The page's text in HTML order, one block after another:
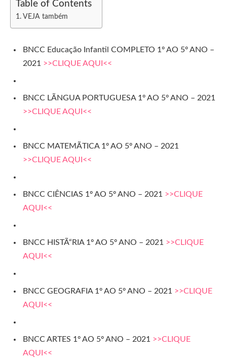
Table of Contents
VEJA também
BNCC Educação Infantil COMPLETO 1º AO 5º ANO –
2021 >>CLIQUE AQUI<<
BNCC LÃNGUA PORTUGUESA 1º AO 5º ANO – 2021
>>CLIQUE AQUI<<
BNCC MATEMÃTICA 1º AO 5º ANO – 2021
>>CLIQUE AQUI<<
BNCC CIÊNCIAS 1º AO 5º ANO – 2021 >>CLIQUE
AQUI<<
BNCC HISTÃ“RIA 1º AO 5º ANO – 2021 >>CLIQUE
AQUI<<
BNCC GEOGRAFIA 1º AO 5º ANO – 2021 >>CLIQUE
AQUI<<
BNCC ARTES 1º AO 5º ANO – 2021 >>CLIQUE
AQUI<<